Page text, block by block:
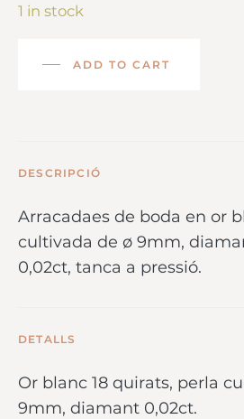
1 in stock
ADD TO CART
DESCRIPCIÓ
Arracadaes de boda en or
cultivada de ø 9mm,
0,02ct, tanca a pressió.
DETALLS
Or blanc 18 quirats, perla
9mm, diamant 0,02ct.